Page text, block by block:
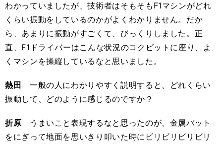
わかっていましたが、技術者はそもそもF1マシンがどれ
くらい振動をしているのかがよくわかりません。だか
ら、あまりに振動がすごくて、びっくりしました。正
直、F1ドライバーはこんな状況のコクピットに座り、よ
くマシンを操縦しているなと思いました。
熱田
一般の人にわかりやすく説明すると、どれくらい
振動して、どのように感じるのですか？
折原 うまいこと表現するなと思ったのが、金属バット
をにぎって地面を思いきり叩いた時にビリビリビリビリ